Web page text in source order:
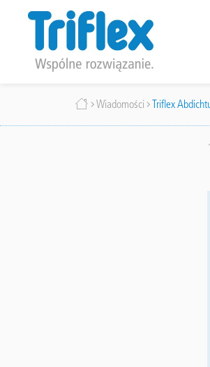
treści
Ścieżka
Wiadomości Triflex